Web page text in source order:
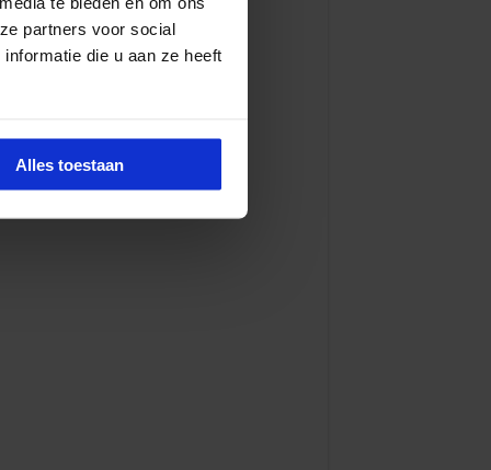
partners voor social
die u aan ze heeft
Alles toestaan